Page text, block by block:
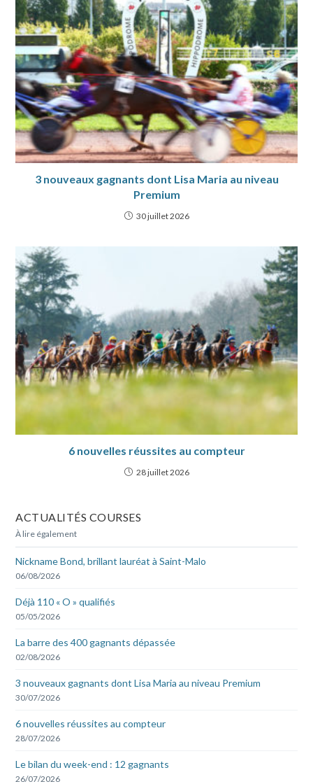
3 nouveaux gagnants dont Lisa Maria au niveau
Premium
30 juillet 2026
6 nouvelles réussites au compteur
28 juillet 2026
ACTUALITÉS COURSES
À lire également
Nickname Bond, brillant lauréat à Saint-Malo
06/08/2026
Déjà 110 « O » qualifiés
05/05/2026
La barre des 400 gagnants dépassée
02/08/2026
3 nouveaux gagnants dont Lisa Maria au niveau Premium
30/07/2026
6 nouvelles réussites au compteur
28/07/2026
Le bilan du week-end : 12 gagnants
26/07/2026